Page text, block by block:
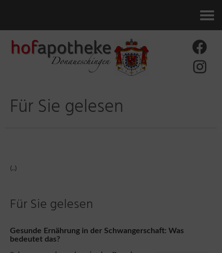
Für Sie gelesen
(..)
Für Sie gelesen
Gesunde Ernährung in der Schwangerschaft: Was
bedeutet das?